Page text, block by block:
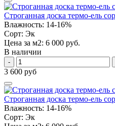
Строганная доска термо-ель
Влажность: 14-16%
Сорт: Эк
Цена за м2: 6 000 руб.
В наличии
-
3 600 руб
Строганная доска термо-ель
Влажность: 14-16%
Сорт: Эк